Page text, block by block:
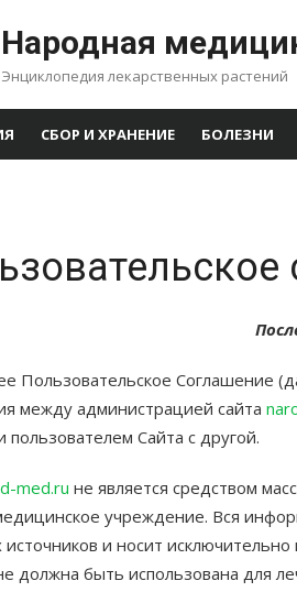
Народная
Энциклопедия лекарственных растений
СБОР И ХРАНЕНИЕ БОЛЕЗНИ
Пользовательское Соглашение
между администрацией сайта
пользователем Сайта с другой.
med.ru не является средством
учреждение. Вся
и носит
должна быть использована для